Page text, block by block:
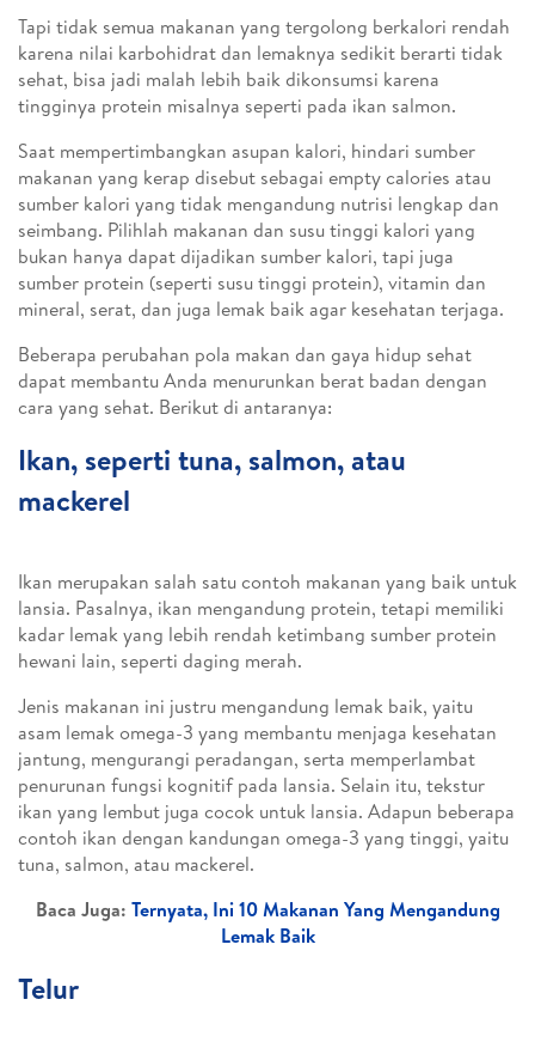
Tapi tidak semua makanan yang tergolong berkalori rendah
karena nilai karbohidrat dan lemaknya sedikit berarti tidak
sehat, bisa jadi malah lebih baik dikonsumsi karena
tingginya protein misalnya seperti pada ikan salmon.
Saat mempertimbangkan asupan kalori, hindari sumber
makanan yang kerap disebut sebagai empty calories atau
sumber kalori yang tidak mengandung nutrisi lengkap dan
seimbang. Pilihlah makanan dan susu tinggi kalori yang
bukan hanya dapat dijadikan sumber kalori, tapi juga
sumber protein (seperti susu tinggi protein), vitamin dan
mineral, serat, dan juga lemak baik agar kesehatan terjaga.
Beberapa perubahan pola makan dan gaya hidup sehat
dapat membantu Anda menurunkan berat badan dengan
cara yang sehat. Berikut di antaranya:
Ikan, seperti tuna, salmon, atau
mackerel
Ikan merupakan salah satu contoh makanan yang baik untuk
lansia. Pasalnya, ikan mengandung protein, tetapi memiliki
kadar lemak yang lebih rendah ketimbang sumber protein
hewani lain, seperti daging merah.
Jenis makanan ini justru mengandung lemak baik, yaitu
asam lemak omega-3 yang membantu menjaga kesehatan
jantung, mengurangi peradangan, serta memperlambat
penurunan fungsi kognitif pada lansia. Selain itu, tekstur
ikan yang lembut juga cocok untuk lansia. Adapun beberapa
contoh ikan dengan kandungan omega-3 yang tinggi, yaitu
tuna, salmon, atau mackerel.
Baca Juga: Ternyata, Ini 10 Makanan Yang Mengandung
Lemak Baik
Telur